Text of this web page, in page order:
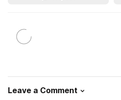
Leave a Comment